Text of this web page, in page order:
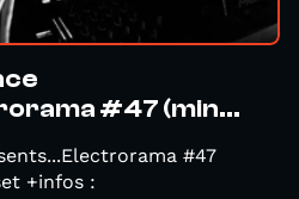
#47 (min...
#47
+infos :